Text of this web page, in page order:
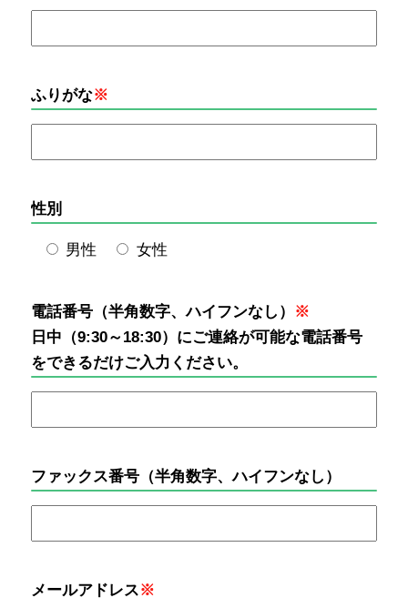
ふりがな※
性別
男性 女性
電話番号（半角数字、ハイフンなし）
※
日中（9:30～18:30）にご連絡が可能な電話番号
をできるだけご入力ください。
ファックス番号（半角数字、ハイフンなし）
メールアドレス※